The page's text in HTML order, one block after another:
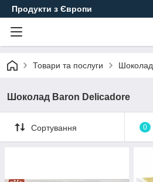
Продукти з Європи
Товари та послуги Шоколад
Шоколад Baron Delicadore
Сортування 0